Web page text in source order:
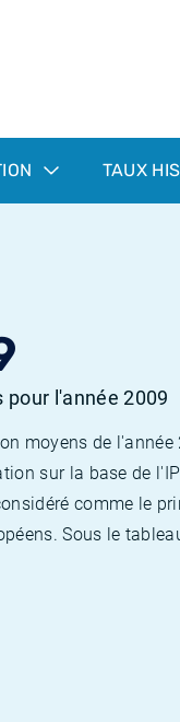
TAUX
l'année 2009
moyens de
sur la base de
comme le
Sous le